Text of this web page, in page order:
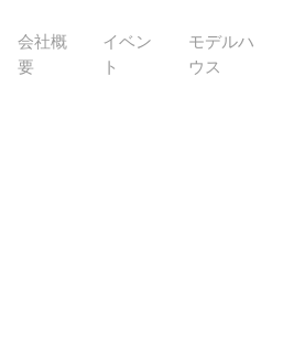
会社概
要
イベン
ト
モデルハ
ウス